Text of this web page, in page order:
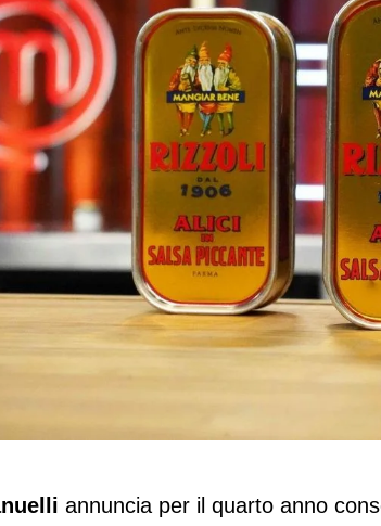
partner ufficiale della
annuncia per il quarto anno